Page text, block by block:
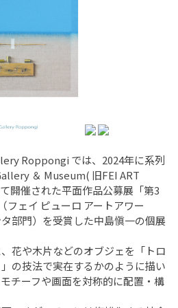
Roppongi では、2024年に系列
＆ Museum( 旧FEI ART
開催された平面作品公募展「第3
フェイ ピューロ アートアワー
部門）を受賞した中島愼一の個展
花や木片などのオブジェを「トロ
の技法で実在するかのように描い
チーフや画面を対称的に配置・構